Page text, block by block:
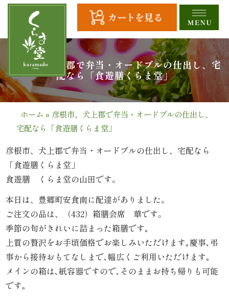
へ
ス
キ
HOME
全
品
一
覧
幕
の
内
弁
当
彦根市、犬上郡で弁当・オードブルの仕出し、宅
配なら「食遊膳くらま堂」
ホーム » 彦根市、犬上郡で弁当・オードブルの仕出し、
宅配なら「食遊膳くらま堂」
彦根市、犬上郡で弁当・オードブルの仕出し、宅配なら
「食遊膳くらま堂」
食遊膳 くらま堂の山田です。
本日は、豊郷町安食南に配達がありました。
ご注文の品は、（432）箱膳会席 華です。
季節の旬がきれいに詰まった箱膳です｡
上質の贅沢をお手頃価格でお楽しみいただけます｡慶事､弔
事から接待おもてなしまで､幅広くご利用いただけます｡
メインの箱は､紙容器ですので､そのままお持ち帰りも可能
です｡